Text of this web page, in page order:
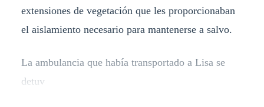
extensiones de vegetación que les proporcionaban
el aislamiento necesario para mantenerse a salvo.
La ambulancia que había transportado a Lisa se
detuv